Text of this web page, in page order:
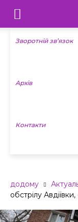
Телебачення
«Капрі»
Новини
Зворотній зв’язок
Архів
Контакти
додому
обстрілу